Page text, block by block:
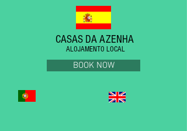
CASAS DA AZENHA
ALOJAMENTO LOCAL
BOOK NOW